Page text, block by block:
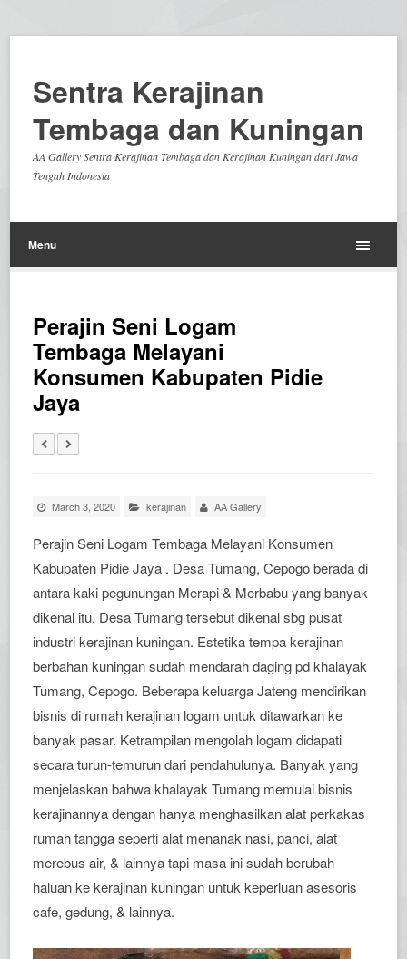
Sentra Kerajinan
Tembaga dan Kuningan
AA Gallery Sentra Kerajinan Tembaga dan Kerajinan Kuningan dari Jawa
Tengah Indonesia
Menu
Perajin Seni Logam
Tembaga Melayani
Konsumen Kabupaten Pidie
Jaya
March 3, 2020 kerajinan AA Gallery
Perajin Seni Logam Tembaga Melayani Konsumen
Kabupaten Pidie Jaya . Desa Tumang, Cepogo berada di
antara kaki pegunungan Merapi & Merbabu yang banyak
dikenal itu. Desa Tumang tersebut dikenal sbg pusat
industri kerajinan kuningan. Estetika tempa kerajinan
berbahan kuningan sudah mendarah daging pd khalayak
Tumang, Cepogo. Beberapa keluarga Jateng mendirikan
bisnis di rumah kerajinan logam untuk ditawarkan ke
banyak pasar. Ketrampilan mengolah logam didapati
secara turun-temurun dari pendahulunya. Banyak yang
menjelaskan bahwa khalayak Tumang memulai bisnis
kerajinannya dengan hanya menghasilkan alat perkakas
rumah tangga seperti alat menanak nasi, panci, alat
merebus air, & lainnya tapi masa ini sudah berubah
haluan ke kerajinan kuningan untuk keperluan asesoris
cafe, gedung, & lainnya.